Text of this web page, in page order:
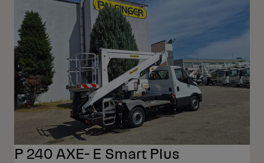
P 240 AXE- E Smart Plus